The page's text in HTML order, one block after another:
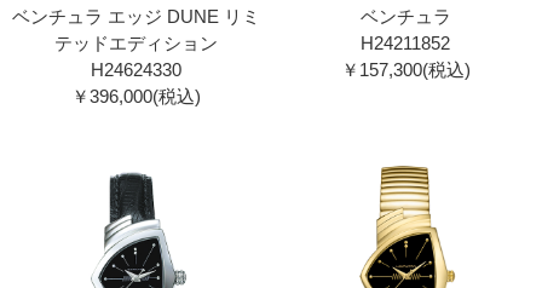
ベンチュラ エッジ DUNE リミ
テッドエディション
H24624330
￥396,000(税込)
ベンチュラ
H24211852
￥157,300(税込)